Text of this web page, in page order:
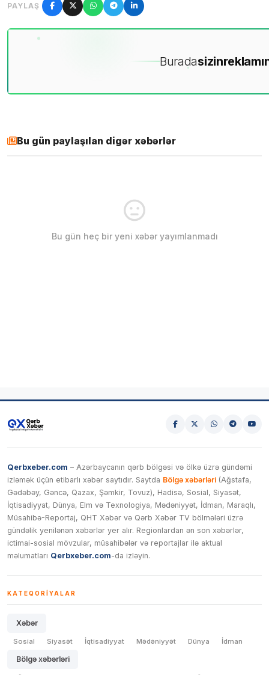
PAYLAŞ
Buradasizin
Bu gün paylaşılan digər xəbərlər
Bu gün heç bir yeni xəbər yayımlanmadı
Qerbxeber.com – Azərbaycanın qərb bölgəsi və ölkə üzrə gündəmi
izləmək üçün etibarlı xəbər saytıdır. Saytda Bölgə xəbərləri (Ağstafa,
Gədəbəy, Gəncə, Qazax, Şəmkir, Tovuz), Hadisə, Sosial, Siyasət,
İqtisadiyyat, Dünya, Elm və Texnologiya, Mədəniyyət, İdman, Maraqlı,
Müsahibə-Reportaj, QHT Xəbər və Qərb Xəbər TV bölmələri üzrə
gündəlik yenilənən xəbərlər yer alır. Regionlardan ən son xəbərlər,
ictimai-sosial mövzular, müsahibələr və reportajlar ilə aktual
məlumatları Qerbxeber.com-da izləyin.
KATEQORIYALAR
Xəbər
Sosial Siyasət İqtisadiyyat Mədəniyyət Dünya İdman
Bölgə xəbərləri